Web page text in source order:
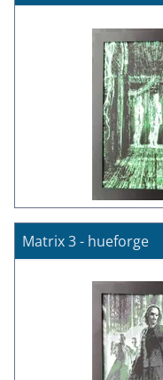
Matrix 3 - hueforge